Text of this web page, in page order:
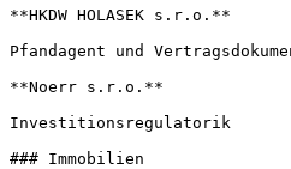
**HKDW HOLASEK s.r.o.**
Pfandagent und
**Noerr s.r.o.**
Investitionsregulatorik
### Immobilien